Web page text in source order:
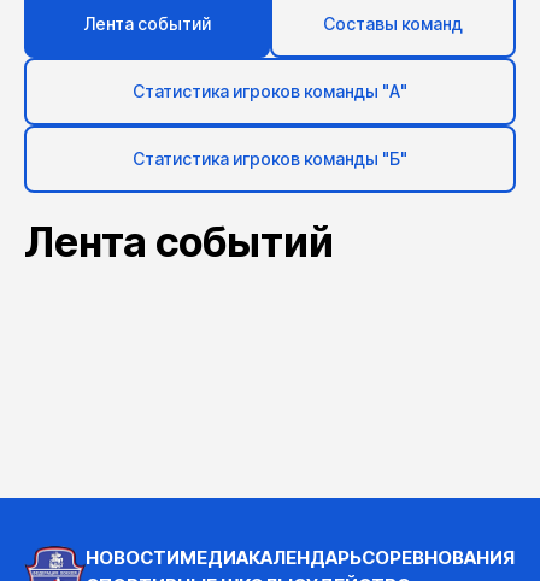
Лента событий Составы команд
Статистика игроков команды "А"
Статистика игроков команды "Б"
Лента событий
НОВОСТИМЕДИАКАЛЕНДАРЬСОРЕВНОВАНИЯ